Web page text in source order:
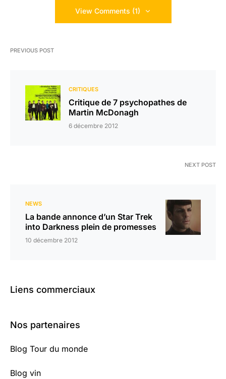
View Comments (1)
PREVIOUS POST
CRITIQUES
Critique de 7 psychopathes de
Martin McDonagh
6 décembre 2012
NEXT POST
NEWS
La bande annonce d’un Star Trek
into Darkness plein de promesses
10 décembre 2012
Liens commerciaux
Nos partenaires
Blog Tour du monde
Blog vin